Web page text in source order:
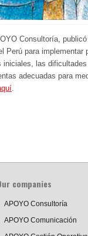
Consultoría,
Perú para
las
adecuadas para
.
companies
APOYO Consultoría
APOYO Comunicación